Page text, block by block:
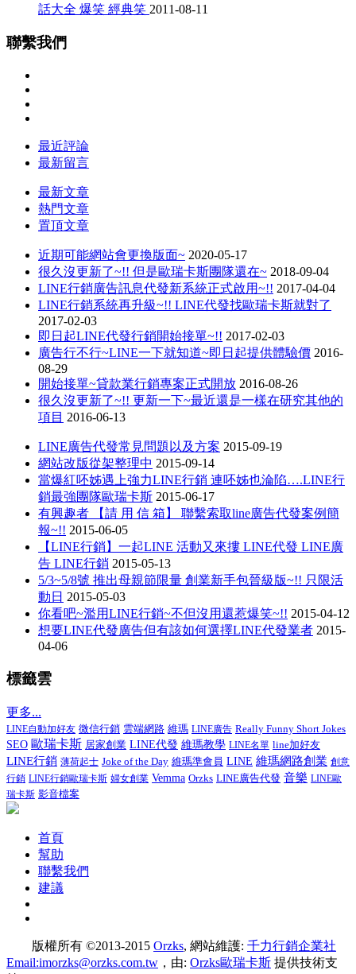
話大全 爆笑 經典笑 2011-08-11
聯繫我們
最近評論
最新留言
最新文章
熱門文章
置頂文章
近期可能網站會更換版面~ 2020-05-17
很久沒更新了~!! 但是歐瑞卡斯團隊還在~ 2018-09-04
LINE行銷廣告訊息代發新系統正式啟用~!! 2017-04-04
LINE行銷系統再升級~!! LINE代發找歐瑞卡斯就對了
2017-02-03
即日起LINE代發行銷開始接單~!! 2017-02-03
廣告行不行~LINE一下就知道~即日起提供體驗價 2016-
08-29
開始接單~貸款業行銷專案正式開放 2016-08-26
很久沒更新了~!! 更新一下~最近還是一樣在研究其他的
項目 2016-06-13
LINE廣告代發常見問題以及方案 2015-09-19
網站改版從架整理中 2015-09-14
當爆紅呸姊遇上強力LINE行銷 連呸姊也淪陷….LINE行
銷最強團隊歐瑞卡斯 2015-06-17
有興趣者 【請 用 信 箱】 聯繫索取line廣告代發案例簡
報~!! 2015-06-05
【LINE行銷】一起LINE 活動又來摟 LINE代發 LINE廣
告 LINE行銷 2015-05-13
5/3~5/8號 推出母親節限量 創業新手包晉級版~!! 只限活
動日 2015-05-03
你看吧~濫用LINE行銷~不但沒用還惹爆笑~!! 2015-04-12
想要LINE代發廣告但有該如何選擇LINE代發業者 2015-
04-06
標籤雲
更多...
LINE自動加好友 微信行銷 雲端網路 維瑪 LINE廣告 Really Funny Short Jokes
SEO 歐瑞卡斯 居家創業 LINE代發 維瑪教學 LINE名單 line加好友
LINE行銷 薄荷起士 Joke of the Day 維瑪準會員 LINE 維瑪網路創業 創意
行銷 LINE行銷歐瑞卡斯 婦女創業 Vemma Orzks LINE廣告代發 音樂 LINE歐
瑞卡斯 影音檔案
首頁
幫助
聯繫我們
建議
版權所有 ©2013-2015 Orzks, 網站維護: 千力行銷企業社
Email:imorzks@orzks.com.tw ，由: Orzks歐瑞卡斯 提供技術支